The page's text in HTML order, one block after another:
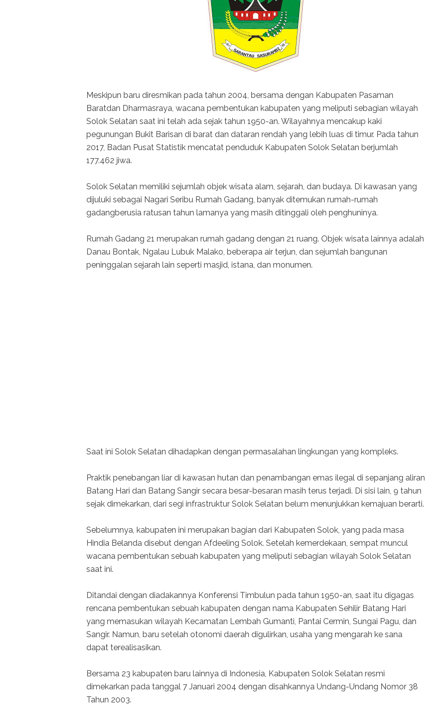
Meskipun baru diresmikan pada tahun 2004, bersama dengan Kabupaten Pasaman
Baratdan Dharmasraya, wacana pembentukan kabupaten yang meliputi sebagian wilayah
Solok Selatan saat ini telah ada sejak tahun 1950-an. Wilayahnya mencakup kaki
pegunungan Bukit Barisan di barat dan dataran rendah yang lebih luas di timur. Pada tahun
2017, Badan Pusat Statistik mencatat penduduk Kabupaten Solok Selatan berjumlah
177.462 jiwa.
Solok Selatan memiliki sejumlah objek wisata alam, sejarah, dan budaya. Di kawasan yang
dijuluki sebagai Nagari Seribu Rumah Gadang, banyak ditemukan rumah-rumah
gadangberusia ratusan tahun lamanya yang masih ditinggali oleh penghuninya.
Rumah Gadang 21 merupakan rumah gadang dengan 21 ruang. Objek wisata lainnya adalah
Danau Bontak, Ngalau Lubuk Malako, beberapa air terjun, dan sejumlah bangunan
peninggalan sejarah lain seperti masjid, istana, dan monumen.
Saat ini Solok Selatan dihadapkan dengan permasalahan lingkungan yang kompleks.
Praktik penebangan liar di kawasan hutan dan penambangan emas ilegal di sepanjang aliran
Batang Hari dan Batang Sangir secara besar-besaran masih terus terjadi. Di sisi lain, 9 tahun
sejak dimekarkan, dari segi infrastruktur Solok Selatan belum menunjukkan kemajuan berarti.
Sebelumnya, kabupaten ini merupakan bagian dari Kabupaten Solok, yang pada masa
Hindia Belanda disebut dengan Afdeeling Solok. Setelah kemerdekaan, sempat muncul
wacana pembentukan sebuah kabupaten yang meliputi sebagian wilayah Solok Selatan
saat ini.
Ditandai dengan diadakannya Konferensi Timbulun pada tahun 1950-an, saat itu digagas
rencana pembentukan sebuah kabupaten dengan nama Kabupaten Sehilir Batang Hari
yang memasukan wilayah Kecamatan Lembah Gumanti, Pantai Cermin, Sungai Pagu, dan
Sangir. Namun, baru setelah otonomi daerah digulirkan, usaha yang mengarah ke sana
dapat terealisasikan.
Bersama 23 kabupaten baru lainnya di Indonesia, Kabupaten Solok Selatan resmi
dimekarkan pada tanggal 7 Januari 2004 dengan disahkannya Undang-Undang Nomor 38
Tahun 2003.